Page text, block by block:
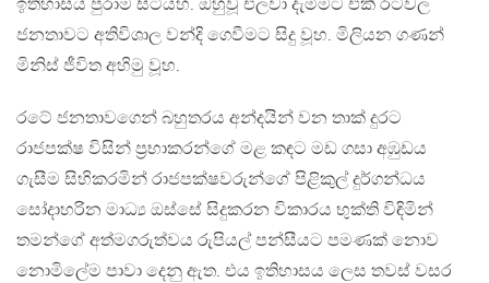
ඉතිහාසය පුරාම සිටියහ. ඔහුවූ එලවා දැමීමට එකී රටවල
ජනතාවට අතිවිශාල වන්දි ගෙවීමට සිදු වූහ. මිලියන ගණන්
මිනිස් ජීවිත අහිමු වූහ.
රටේ ජනතාවගෙන් බහුතරය අන්දයින් වන තාක් දුරට
රාජපක්ෂ විසින් ප්‍රභාකරන්ගේ මළ කඳට මඩ ගසා අඹුඩය
ගැසීම සිහිකරමින් රාජපක්ෂවරුන්ගේ පිළිකුල් දුර්ගන්ධය
සෝදාහරින මාධ්‍ය ඔස්සේ සිදුකරන විකාරය භුක්ති විඳිමින්
තමන්ගේ අත්මගරුත්වය රුපියල් පන්සීයට පමණක් නොව
නොමිලේම පාවා දෙනු ඇත. එය ඉතිහාසය ලෙස තවස් වසර